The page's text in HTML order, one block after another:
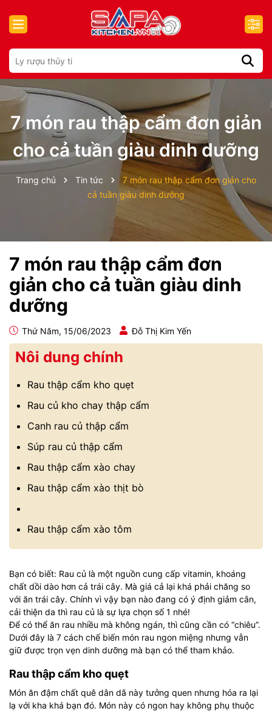
7 món rau thập cẩm đơn giản
cho cả tuần giàu dinh dưỡng
Trang chủ Tin tức
7 món rau thập cẩm đơn giản cho
cả tuần giàu dinh dưỡng
7 món rau thập cẩm đơn
giản cho cả tuần giàu dinh
dưỡng
Thứ Năm, 15/06/2023 Đỗ Thị Kim Yến
Nôi dung chính
Rau thập cẩm kho quẹt
Rau củ kho chay thập cẩm
Canh rau củ thập cẩm
Súp rau củ thập cẩm
Rau thập cẩm xào chay
Rau thập cẩm xào thịt bò
Rau thập cẩm xào tôm
Bạn có biết: Rau củ là một nguồn cung cấp vitamin, khoáng
chất dồi dào hơn cả trái cây. Mà giá cả lại khá phải chăng so
với ăn trái cây. Chính vì vậy bạn nào đang có ý định giảm cân,
cải thiện da thì rau củ là sự lựa chọn số 1 nhé!
Để có thể ăn rau nhiều mà không ngán, thì cũng cần có “chiêu”.
Dưới đây là 7 cách chế biến món rau ngon miệng nhưng vẫn
giữ được trọn vẹn dinh dưỡng mà bạn có thể tham khảo.
Rau thập cẩm kho quẹt
Món ăn đậm chất quê dân dã này tưởng quen nhưng hóa ra lại
lạ với kha khá bạn đó. Món này có ngon hay không phụ thuộc